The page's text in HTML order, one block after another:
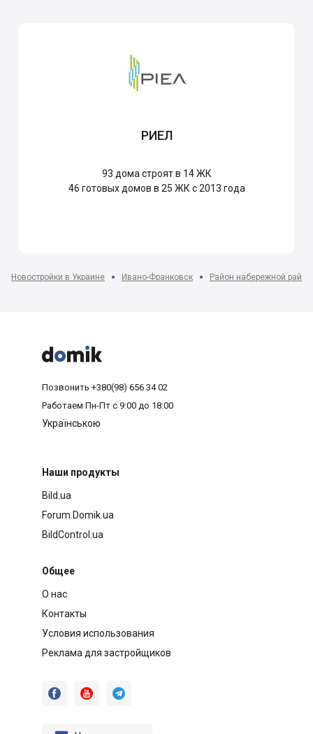
РИЕЛ
93 дома строят в 14 ЖК
46 готовых домов в 25 ЖК с 2013 года
Новостройки в Украине Ивано-Франковск Район набережной район



Позвонить +380(98) 656 34 02
Работаем Пн-Пт с 9:00 до 18:00
Українською
Наши продукты
Bild.ua
Forum.Domik.ua
BildControl.ua
Общее
О нас
Контакты
Условия использования
Реклама для застройщиков
  